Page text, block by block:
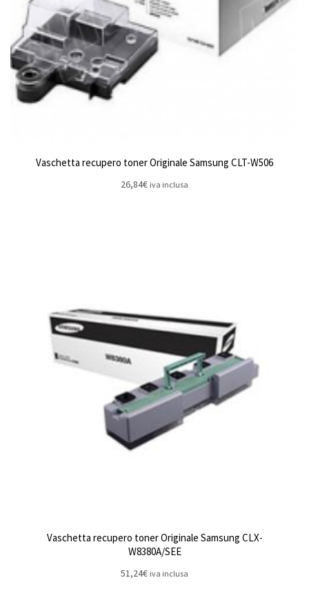
Vaschetta recupero toner Originale Samsung CLT-W506
26,84€ iva inclusa
Vaschetta recupero toner Originale Samsung CLX-
W8380A/SEE
51,24€ iva inclusa